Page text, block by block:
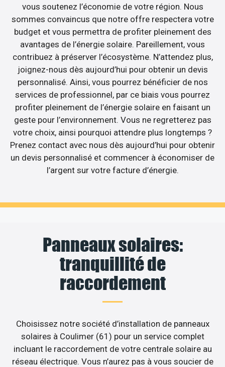
vous soutenez l’économie de votre région. Nous
sommes convaincus que notre offre respectera votre
budget et vous permettra de profiter pleinement des
avantages de l’énergie solaire. Pareillement, vous
contribuez à préserver l’écosystème. N’attendez plus,
joignez-nous dès aujourd’hui pour obtenir un devis
personnalisé. Ainsi, vous pourrez bénéficier de nos
services de professionnel, par ce biais vous pourrez
profiter pleinement de l’énergie solaire en faisant un
geste pour l’environnement. Vous ne regretterez pas
votre choix, ainsi pourquoi attendre plus longtemps ?
Prenez contact avec nous dès aujourd’hui pour obtenir
un devis personnalisé et commencer à économiser de
l’argent sur votre facture d’énergie.
Panneaux solaires:
tranquillité de
raccordement
Choisissez notre société d’installation de panneaux
solaires à Coulimer (61) pour un service complet
incluant le raccordement de votre centrale solaire au
réseau électrique. Vous n’aurez pas à vous soucier de